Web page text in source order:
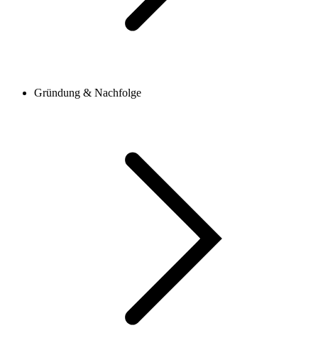
Gründung & Nachfolge